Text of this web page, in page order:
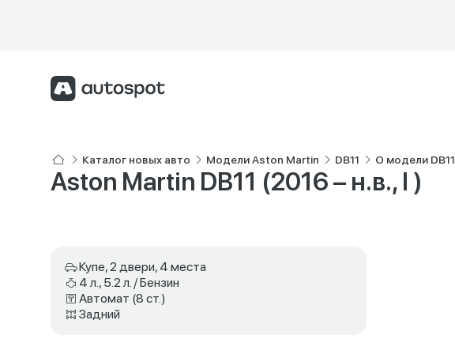
Каталог новых авто Модели Aston Martin DB11 О модели DB11
Aston Martin DB11 (2016 – н.в., I )
Купе, 2 двери, 4 места
4 л., 5.2 л. / Бензин
Автомат (8 ст.)
Задний